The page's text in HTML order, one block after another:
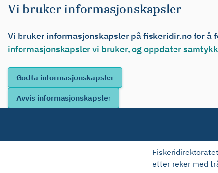
Vi bruker informasjonskapsler
Vi bruker informasjonskapsler på fiskeridir.no for å
informasjonskapsler vi bruker, og oppdater
Fiskeridirektoratet
etter reker med